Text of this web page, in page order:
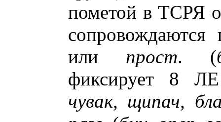
пометой в ТСРЯ
или прост. (
фиксирует 8
чувак, щипач,